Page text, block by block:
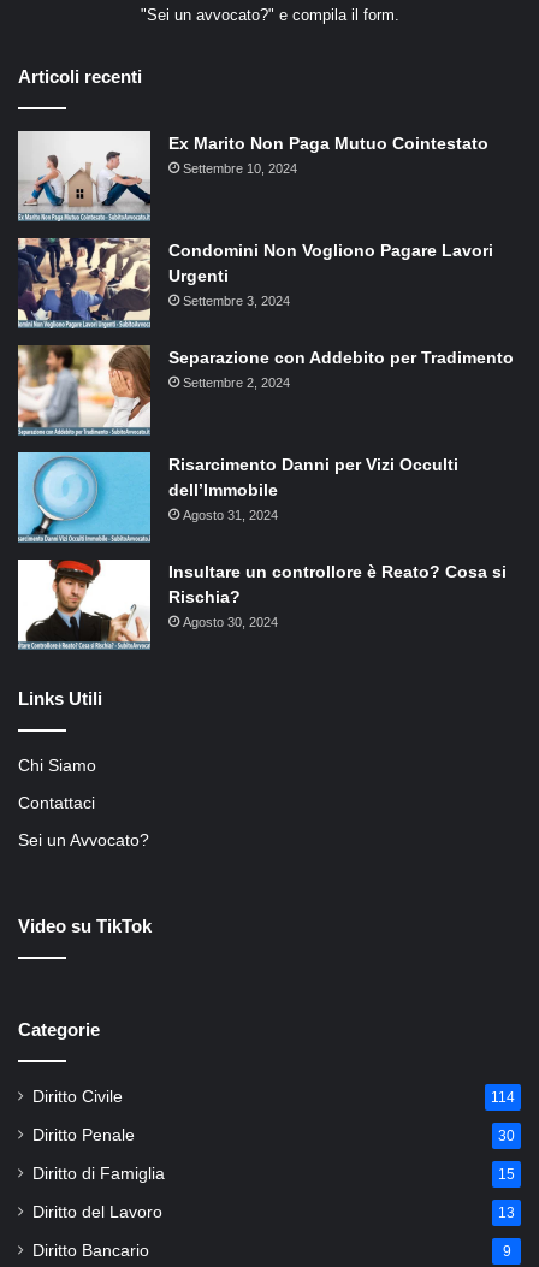
"Sei un avvocato?" e compila il form.
Articoli recenti
Ex Marito Non Paga Mutuo Cointestato
Settembre 10, 2024
Condomini Non Vogliono Pagare Lavori
Urgenti
Settembre 3, 2024
Separazione con Addebito per Tradimento
Settembre 2, 2024
Risarcimento Danni per Vizi Occulti
dell’Immobile
Agosto 31, 2024
Insultare un controllore è Reato? Cosa si
Rischia?
Agosto 30, 2024
Links Utili
Chi Siamo
Contattaci
Sei un Avvocato?
Video su TikTok
Categorie
Diritto Civile 114
Diritto Penale 30
Diritto di Famiglia 15
Diritto del Lavoro 13
Diritto Bancario 9